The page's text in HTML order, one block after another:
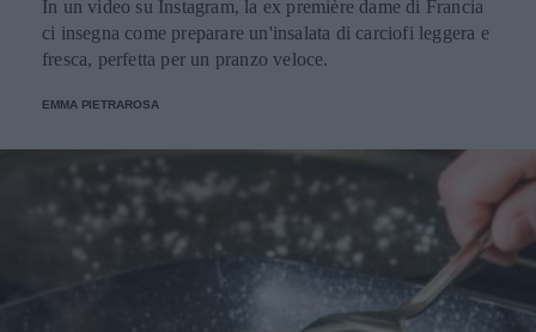
In un video su Instagram, la ex première dame di Francia
ci insegna come preparare un'insalata di carciofi leggera e
fresca, perfetta per un pranzo veloce.
EMMA PIETRAROSA